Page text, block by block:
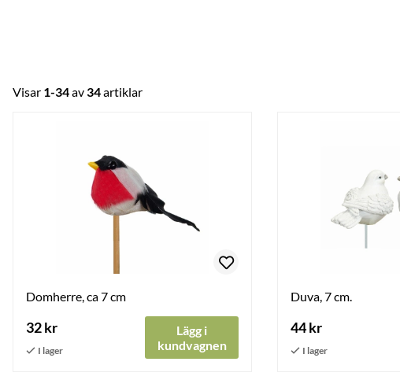
Visar 1-34av34artiklar
Domherre, ca 7 cm
32 kr
Lägg i
kundvagnen
Duva, 7 cm.
44 kr